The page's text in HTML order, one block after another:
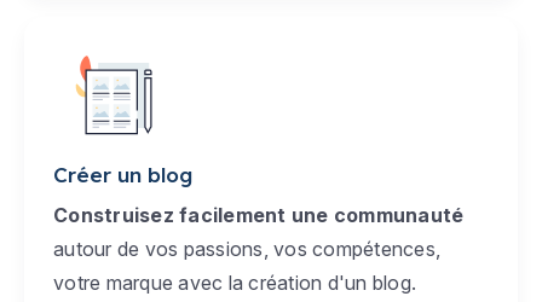
Créer un blog
Construisez facilement une communauté
autour de vos passions, vos compétences,
votre marque avec la création d'un blog.